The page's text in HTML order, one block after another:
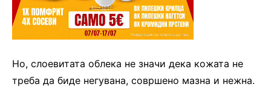
Но, слоевитата облека не значи дека кожата не
треба да биде негувана, совршено мазна и нежна.